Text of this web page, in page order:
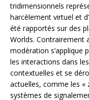
tridimensionnels
harcèlement virtuel et
été rapportés sur des
Worlds. Contrairement
modération s’applique
les interactions dans
contextuelles et se
actuelles, comme les «
systèmes de